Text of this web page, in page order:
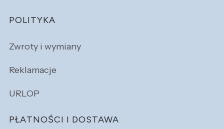
POLITYKA
Zwroty i wymiany
Reklamacje
URLOP
PŁATNOŚCI I DOSTAWA